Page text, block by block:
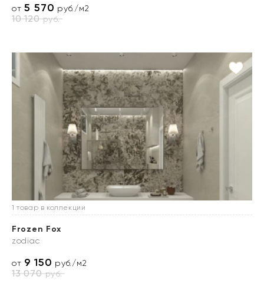
от5 570 руб./м2
10 120руб.
1 товар в коллекции
Frozen Fox
zodiac
от 9 150 руб./м2
13 070руб.